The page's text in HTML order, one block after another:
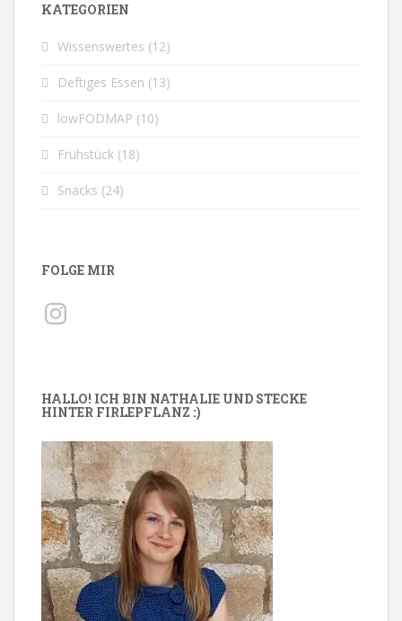
KATEGORIEN
Wissenswertes (12)
Deftiges Essen (13)
lowFODMAP (10)
Frühstück (18)
Snacks (24)
FOLGE MIR
Instagram
HALLO! ICH BIN NATHALIE UND STECKE
HINTER FIRLEPFLANZ :)